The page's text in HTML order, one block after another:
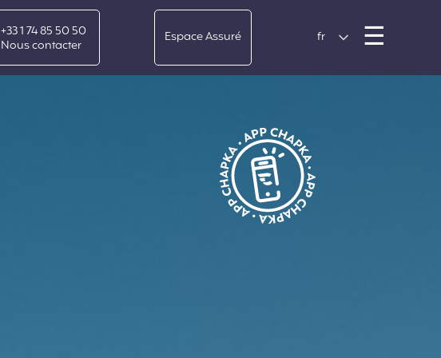
+33 1 74 85 50 50
Nous contacter
Espace Assuré fr ☰